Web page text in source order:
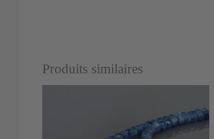
Produits similaires